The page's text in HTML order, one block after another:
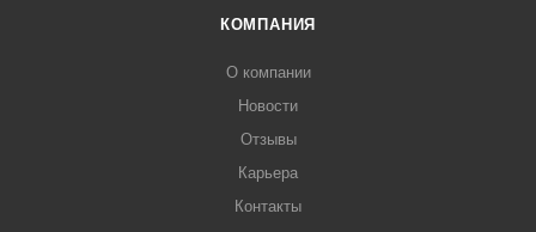
КОМПАНИЯ
О компании
Новости
Отзывы
Карьера
Контакты